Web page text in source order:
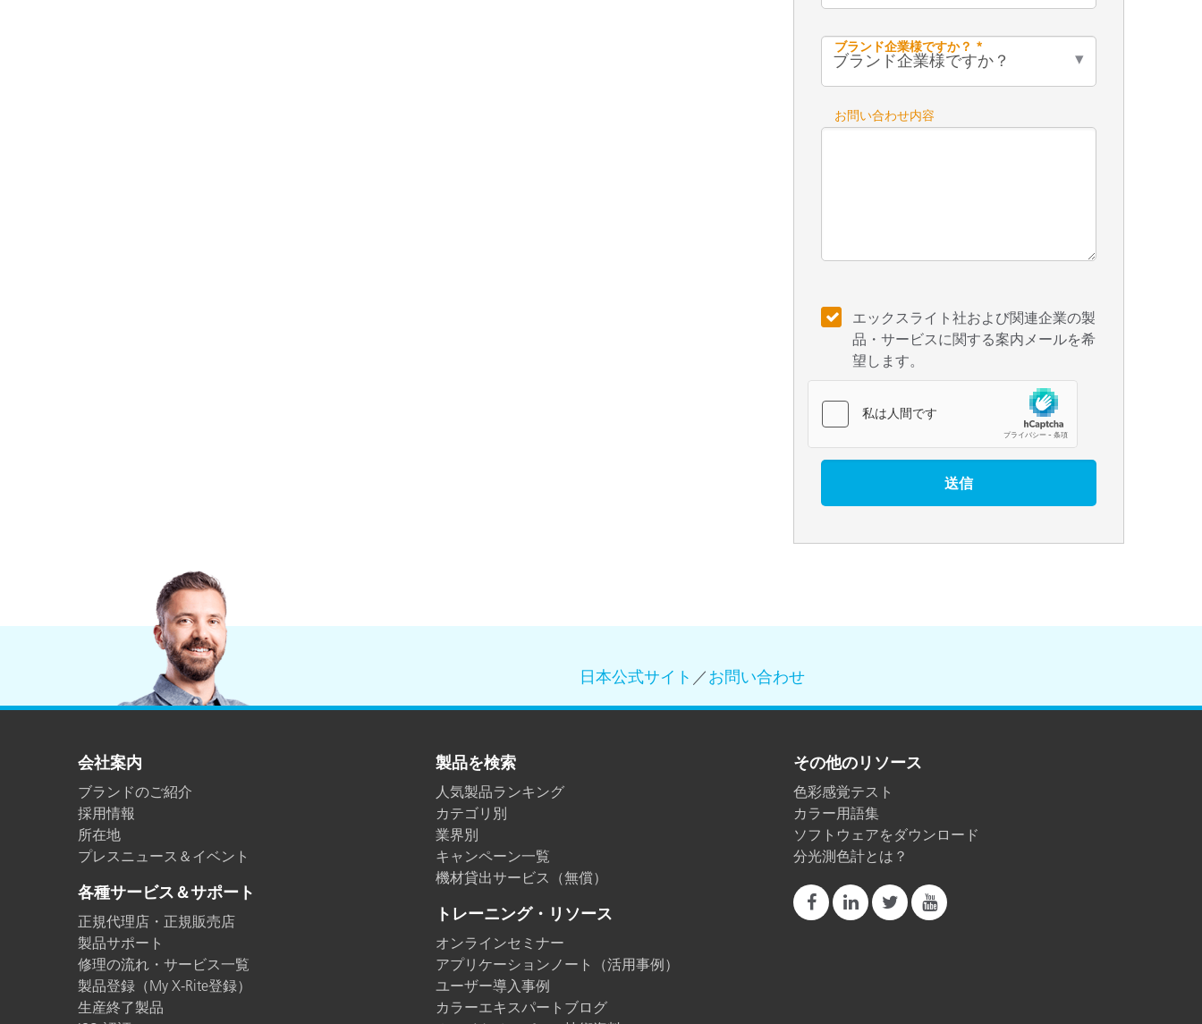
ブランド企業様ですか？ *
お問い合わせ内容
エックスライト社および関連企業の製
品・サービスに関する案内メールを希
望します。
日本公式サイト ／お問い合わせ
会社案内
ブランドのご紹介
採用情報
所在地
プレスニュース＆イベント
各種サービス＆サポート
正規代理店・正規販売店
製品サポート
修理の流れ・サービス一覧
製品登録（My X-Rite登録）
生産終了製品
製品を検索
人気製品ランキング
カテゴリ別
業界別
キャンペーン一覧
機材貸出サービス（無償）
トレーニング・リソース
オンラインセミナー
アプリケーションノート（活用事例）
ユーザー導入事例
カラーエキスパートブログ
その他のリソース
色彩感覚テスト
カラー用語集
ソフトウェアをダウンロード
分光測色計とは？